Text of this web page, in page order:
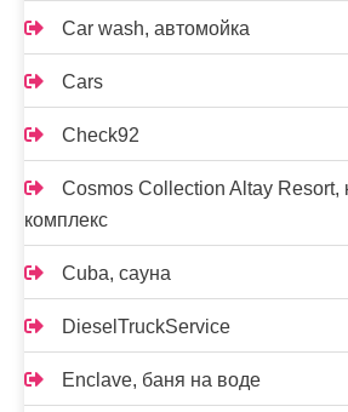
Car wash, автомойка
Cars
Check92
Cosmos Collection Altay Resort,
комплекс
Cuba, сауна
DieselTruckService
Enclave, баня на воде